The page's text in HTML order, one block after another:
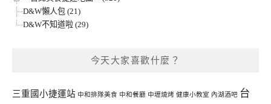
D&W懶人包 (21)
D&W不知道啦 (29)
今天大家喜歡什麼？
三重國小捷運站 中和排隊美食 中和餐廳 中壢燒烤 健康小教室 內湖酒吧 台